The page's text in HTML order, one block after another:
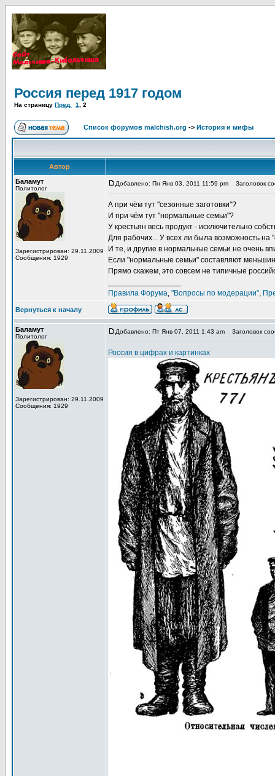
Россия перед 1917 годом
На страницу Пред. 1 2
Список форумов malchish.org -> История и мифы
Автор
Баламут
Политолог
Зарегистрирован: 29.11.2009
Сообщения: 1929
Добавлено: Пн Янв 03, 2011 11:59 pm Заголовок
А при чём тут "сезонные заготовки"?
И при чём тут "нормальные семьи"?
У крестьян весь продукт - исключительно
Для рабочих... У всех ли была возможность на
И те, и другие в нормальные семьи не очень
Если "нормальные семьи" составляют
Прямо скажем, это совсем не типичные
Правила Форума, "Вопросы по модерации",
Вернуться к началу
Баламут
Политолог
Зарегистрирован: 29.11.2009
Сообщения: 1929
Добавлено: Пт Янв 07, 2011 1:43 am Заголовок
Россия в цифрах и картинках